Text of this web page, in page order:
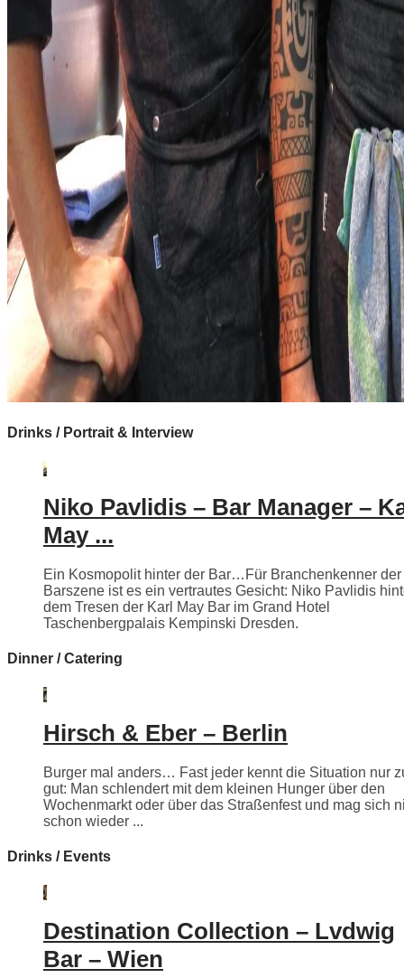
Drinks / Portrait & Interview
Niko Pavlidis – Bar Manager –
May ...
Ein Kosmopolit hinter der Bar…Für Branchenkenner der
Barszene ist es ein vertrautes Gesicht: Niko Pavlidis
dem Tresen der Karl May Bar im Grand Hotel
Taschenbergpalais Kempinski Dresden.
Dinner / Catering
Hirsch & Eber – Berlin
Burger mal anders… Fast jeder kennt die Situation nur
gut: Man schlendert mit dem kleinen Hunger über den
Wochenmarkt oder über das Straßenfest und mag sich
schon wieder ...
Drinks / Events
Destination Collection – Lvdwig
Bar – Wien